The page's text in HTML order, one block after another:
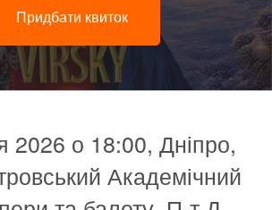
Придбати квиток
2026 о 18:00, Дніпро,
Академічний